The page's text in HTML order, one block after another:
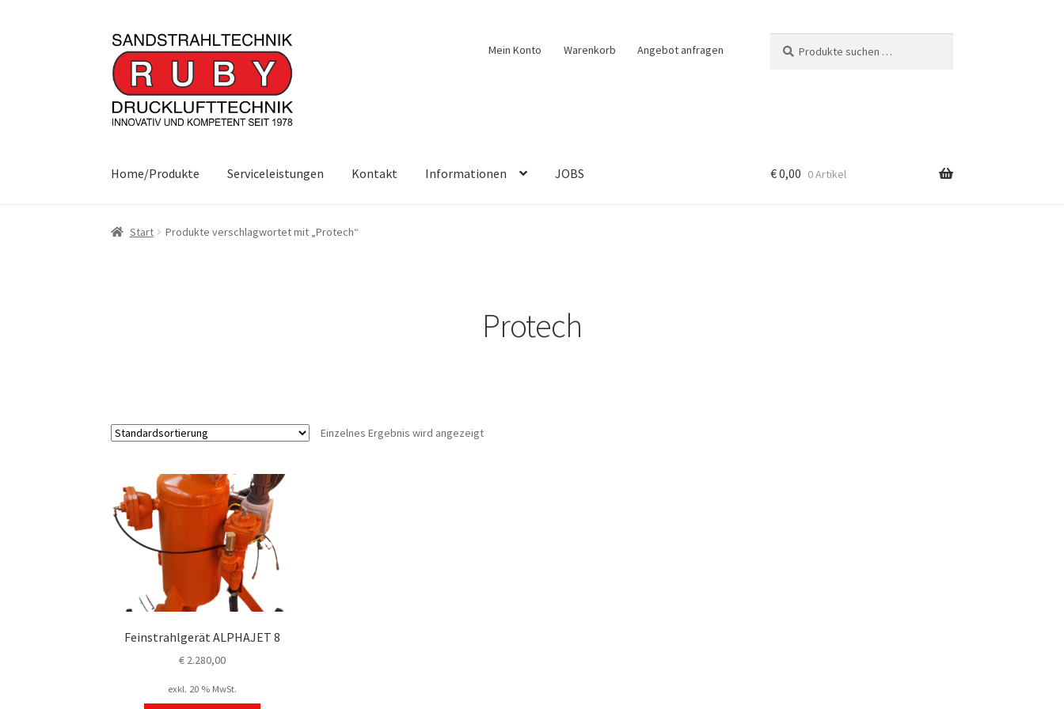
Zur
Navigation
springen
Zum
Inhalt
springen
Mein Konto Warenkorb Angebot anfragen
nach:
Home/Produkte Serviceleistungen Kontakt Informationen JOBS €0,00 0 Artikel
Start Produkte verschlagwortet mit „Protech“
Protech
Einzelnes Ergebnis wird angezeigt
Feinstrahlgerät ALPHAJET 8
€ 2.280,00
exkl. 20 % MwSt.